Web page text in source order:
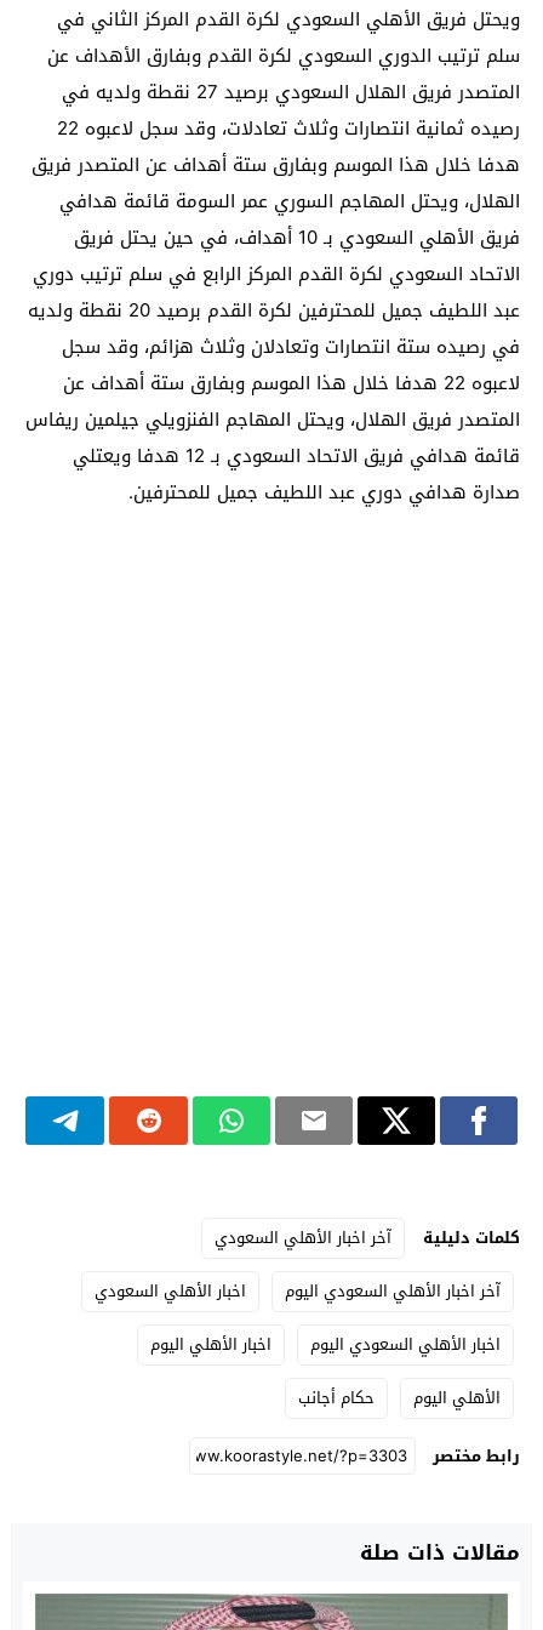
ويحتل فريق الأهلي السعودي لكرة القدم المركز الثاني في
سلم ترتيب الدوري السعودي لكرة القدم وبفارق الأهداف عن
المتصدر فريق الهلال السعودي برصيد 27 نقطة ولديه في
رصيده ثمانية انتصارات وثلاث تعادلات، وقد سجل لاعبوه 22
هدفا خلال هذا الموسم وبفارق ستة أهداف عن المتصدر فريق
الهلال، ويحتل المهاجم السوري عمر السومة قائمة هدافي
فريق الأهلي السعودي بـ 10 أهداف، في حين يحتل فريق
الاتحاد السعودي لكرة القدم المركز الرابع في سلم ترتيب دوري
عبد اللطيف جميل للمحترفين لكرة القدم برصيد 20 نقطة ولديه
في رصيده ستة انتصارات وتعادلان وثلاث هزائم، وقد سجل
لاعبوه 22 هدفا خلال هذا الموسم وبفارق ستة أهداف عن
المتصدر فريق الهلال، ويحتل المهاجم الفنزويلي جيلمين ريفاس
قائمة هدافي فريق الاتحاد السعودي بـ 12 هدفا ويعتلي
صدارة هدافي دوري عبد اللطيف جميل للمحترفين.
كلمات دليلية
آخر اخبار الأهلي السعودي
آخر اخبار الأهلي السعودي اليوم
اخبار الأهلي السعودي
اخبار الأهلي السعودي اليوم
اخبار الأهلي اليوم
الأهلي اليوم
حكام أجانب
رابط مختصر
مقالات ذات صلة